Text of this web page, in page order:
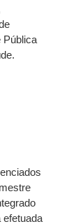
Pública
efetuada